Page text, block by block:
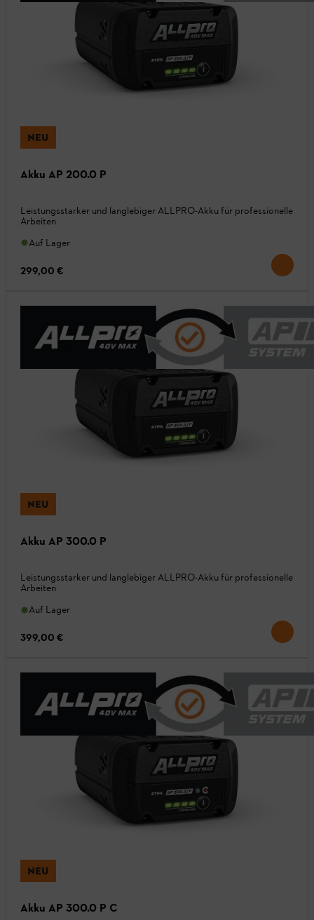
NEU
Akku AP 200.0 P
Leistungsstarker und langlebiger ALLPRO-Akku für professionelle
Arbeiten
Auf Lager
299,00 €
NEU
Akku AP 300.0 P
Leistungsstarker und langlebiger ALLPRO-Akku für professionelle
Arbeiten
Auf Lager
399,00 €
NEU
Akku AP 300.0 P C